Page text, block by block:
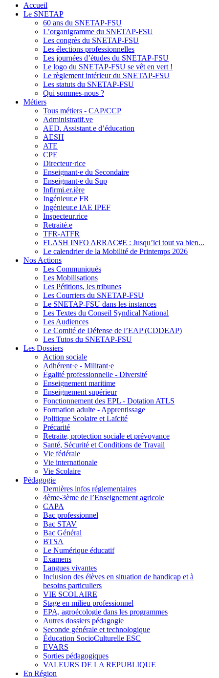
Accueil
Le SNETAP
60 ans du SNETAP-FSU
L’organigramme du SNETAP-FSU
Les congrès du SNETAP-FSU
Les élections professionnelles
Les journées d’études du SNETAP-FSU
Le logo du SNETAP-FSU se vêt en vert !
Le règlement intérieur du SNETAP-FSU
Les statuts du SNETAP-FSU
Qui sommes-nous ?
Métiers
Tous métiers - CAP/CCP
Administratif.ve
AED. Assistant.e d’éducation
AESH
ATE
CPE
Directeur·rice
Enseignant·e du Secondaire
Enseignant·e du Sup
Infirmi.er.ière
Ingénieur.e FR
Ingénieur.e IAE IPEF
Inspecteur.rice
Retraité.e
TFR-ATFR
FLASH INFO ARRAC#E : Jusqu’ici tout va bien...
Le calendrier de la Mobilité de Printemps 2026
Nos Actions
Les Communiqués
Les Mobilisations
Les Pétitions, les tribunes
Les Courriers du SNETAP-FSU
Le SNETAP-FSU dans les instances
Les Textes du Conseil Syndical National
Les Audiences
Le Comité de Défense de l’EAP (CDDEAP)
Les Tutos du SNETAP-FSU
Les Dossiers
Action sociale
Adhérent·e - Militant·e
Égalité professionnelle - Diversité
Enseignement maritime
Enseignement supérieur
Fonctionnement des EPL - Dotation ATLS
Formation adulte - Apprentissage
Politique Scolaire et Laïcité
Précarité
Retraite, protection sociale et prévoyance
Santé, Sécurité et Conditions de Travail
Vie fédérale
Vie internationale
Vie Scolaire
Pédagogie
Dernières infos réglementaires
4ème-3ème de l’Enseignement agricole
CAPA
Bac professionnel
Bac STAV
Bac Général
BTSA
Le Numérique éducatif
Examens
Langues vivantes
Inclusion des élèves en situation de handicap et à
besoins particuliers
VIE SCOLAIRE
Stage en milieu professionnel
EPA, agroécologie dans les programmes
Autres dossiers pédagogie
Seconde générale et technologique
Éducation SocioCulturelle ESC
EVARS
Sorties pédagogiques
VALEURS DE LA REPUBLIQUE
En Région